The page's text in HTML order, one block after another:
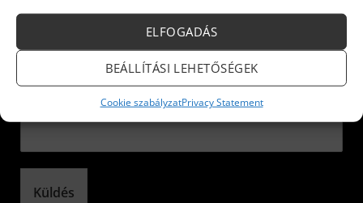
ELFOGADÁS
BEÁLLÍTÁSI LEHETŐSÉGEK
Cookie szabályzatPrivacy Statement
Küldés